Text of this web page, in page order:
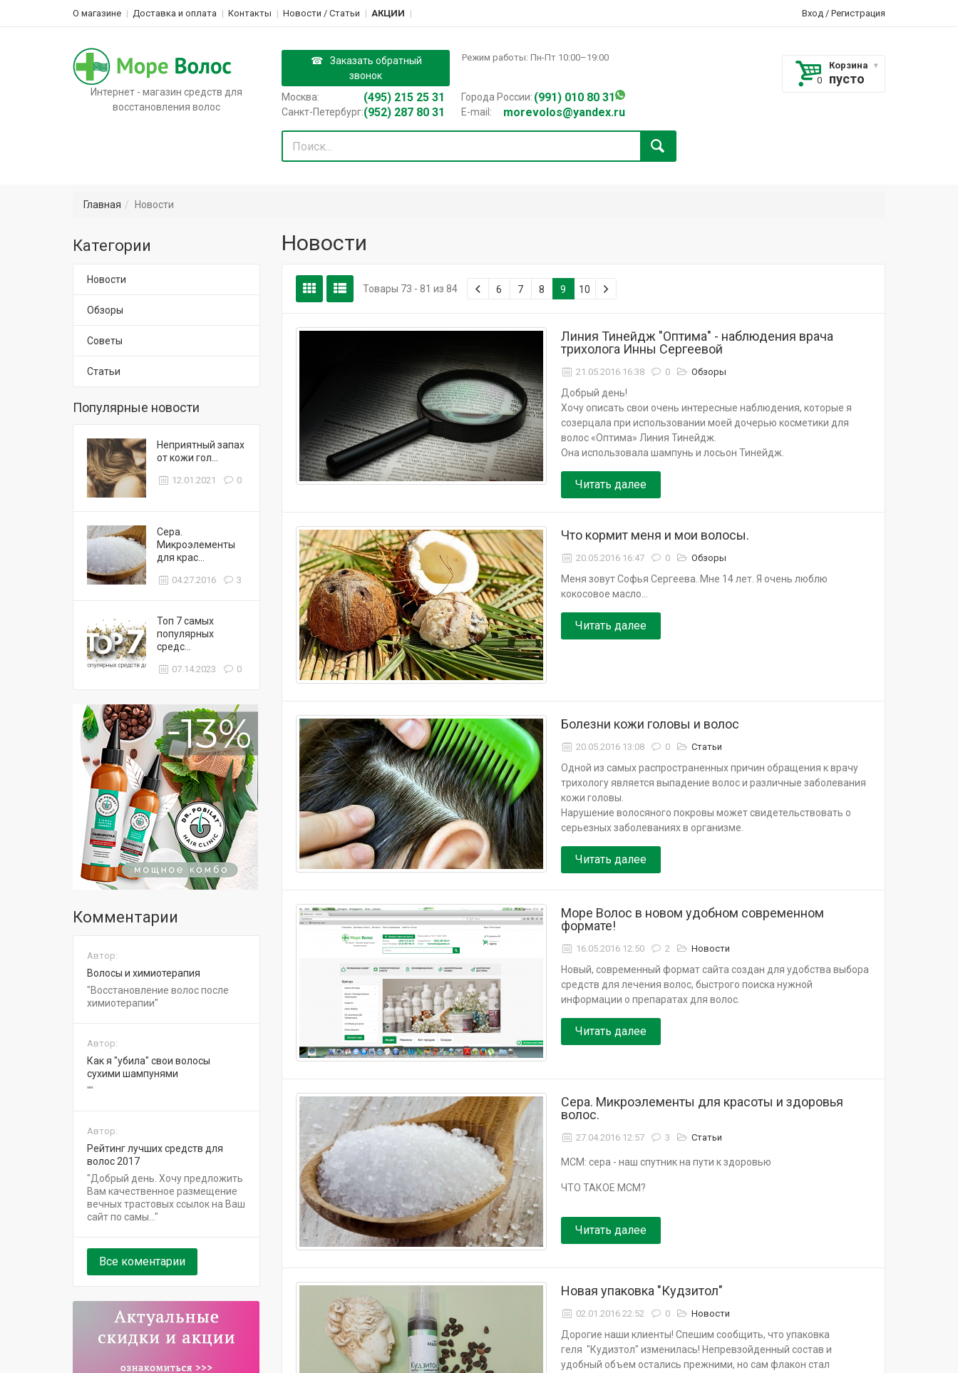
О магазине Доставка и оплата Контакты Новости / Cтатьи АКЦИИ Вход / Регистрация
Интернет - магазин средств для
восстановления волос
Заказать обратный
звонок
Режим работы: Пн-Пт 10:00–19:00
Москва: (495) 215 25 31
Санкт-Петербург:(952) 287 80 31
Города России: (991) 010 80 31
E-mail: morevolos@yandex.ru
Корзина
пусто
Главная Новости
Категории
Новости
Обзоры
Советы
Статьи
Популярные новости
Неприятный запах
от кожи гол...
12.01.2021 0
Сера.
Микроэлементы
для крас...
04.27.2016 3
Топ 7 самых
популярных
средс...
07.14.2023 0
Комментарии
Автор:
Волосы и химиотерапия
Восстановление волос после
химиотерапии
Автор:
Как я "убила" свои волосы
сухими шампунями
Автор:
Рейтинг лучших средств для
волос 2017
Добрый день. Хочу предложить
Вам качественное размещение
вечных трастовых ссылок на Ваш
сайт по самы...
Все коментарии
Новости
Товары 73 - 81 из 84 6 7 8 9 10
Линия Тинейдж "Оптима" - наблюдения врача
трихолога Инны Сергеевой
21.05.2016 16:38 0 Обзоры
Добрый день!
Хочу описать свои очень интересные наблюдения, которые я
созерцала при использовании моей дочерью косметики для
волос «Оптима» Линия Тинейдж.
Она использовала шампунь и лосьон Тинейдж.
Читать далее
Что кормит меня и мои волосы.
20.05.2016 16:47 0 Обзоры
Меня зовут Софья Сергеева. Мне 14 лет. Я очень люблю
кокосовое масло...
Читать далее
Болезни кожи головы и волос
20.05.2016 13:08 0 Статьи
Одной из самых распространенных причин обращения к врачу
трихологу является выпадение волос и различные заболевания
кожи головы.
Нарушение волосяного покровы может свидетельствовать о
серьезных заболеваниях в организме.
Читать далее
Море Волос в новом удобном современном
формате!
16.05.2016 12:50 2 Новости
Новый, современный формат сайта создан для удобства выбора
средств для лечения волос, быстрого поиска нужной
информации о препаратах для волос.
Читать далее
Сера. Микроэлементы для красоты и здоровья
волос.
27.04.2016 12:57 3 Статьи
МСМ: сера - наш спутник на пути к здоровью
ЧТО ТАКОЕ МСМ?
Читать далее
Новая упаковка "Кудзитол"
02.01.2016 22:52 0 Новости
Дорогие наши клиенты! Спешим сообщить, что упаковка
геля "Кудизтол" изменилась! Непревзойденный состав и
удобный объем остались прежними, но сам флакон стал